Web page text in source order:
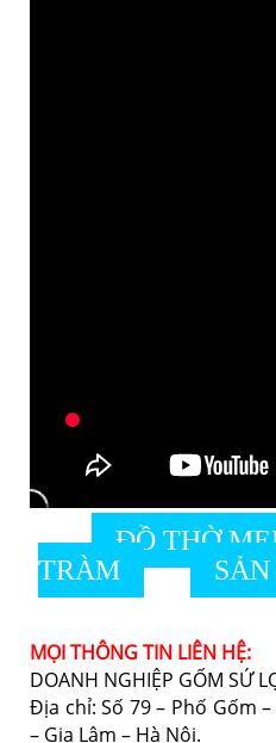
ĐỒ THỜ
TRÀM
MỌI THÔNG TIN LIÊN HỆ:
DOANH NGHIỆP GỐM SỨ
Địa chỉ: Số 79 – Phố Gốm
– Gia Lâm – Hà Nội.